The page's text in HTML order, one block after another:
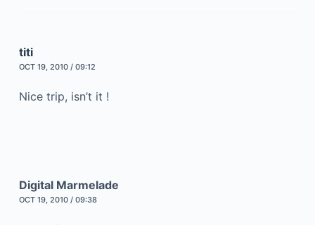
titi
OCT 19, 2010 / 09:12
Nice trip, isn’t it !
Digital Marmelade
OCT 19, 2010 / 09:38